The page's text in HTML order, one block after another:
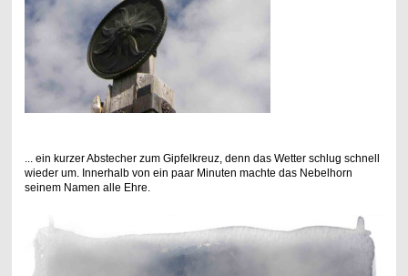
... ein kurzer Abstecher zum Gipfelkreuz, denn das Wetter schlug schnell
wieder um. Innerhalb von ein paar Minuten machte das Nebelhorn
seinem Namen alle Ehre.